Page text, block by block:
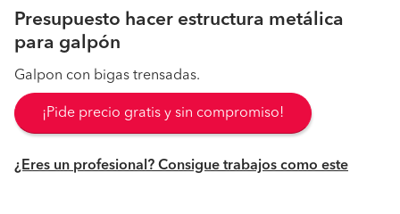
Presupuesto hacer estructura metálica
para galpón
Galpon con bigas trensadas.
¡Pide precio gratis y sin compromiso!
¿Eres un profesional? Consigue trabajos como este